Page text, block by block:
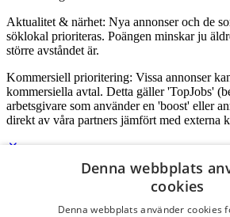
Aktualitet & närhet: Nya annonser och de
söklokal prioriteras. Poängen minskar ju
större avståndet är.
Kommersiell prioritering: Vissa annonser
kommersiella avtal. Detta gäller 'TopJobs'
arbetsgivare som använder en 'boost' eller
direkt av våra partners jämfört med externa
Logga in som företag
Denna webbplats
cookies
Denna webbplats använder cookies